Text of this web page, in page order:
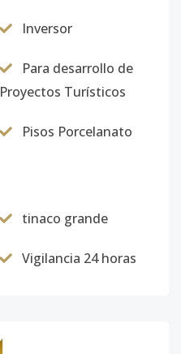
Inversor
Para desarrollo de
Proyectos Turísticos
Pisos Porcelanato
tinaco grande
Vigilancia 24 horas